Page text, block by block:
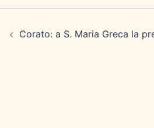
Corato: a S. Maria Greca la